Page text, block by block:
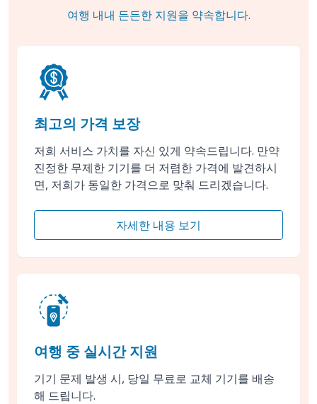
여행 내내 든든한 지원을 약속합니다.
최고의 가격 보장
저희 서비스 가치를 자신 있게 약속드립니다. 만약
진정한 무제한 기기를 더 저렴한 가격에 발견하시
면, 저희가 동일한 가격으로 맞춰 드리겠습니다.
자세한 내용 보기
여행 중 실시간 지원
기기 문제 발생 시, 당일 무료로 교체 기기를 배송
해 드립니다.